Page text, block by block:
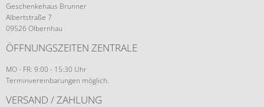
Geschenkehaus Brunner
Albertstraße 7
09526 Olbernhau
ÖFFNUNGSZEITEN ZENTRALE
MO - FR: 9:00 - 15:30 Uhr
Terminvereinbarungen möglich.
VERSAND / ZAHLUNG